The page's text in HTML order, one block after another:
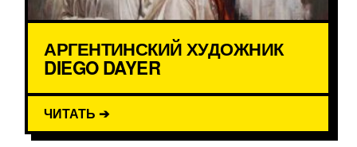
АРГЕНТИНСКИЙ ХУДОЖНИК
DIEGO DAYER
ЧИТАТЬ ➔